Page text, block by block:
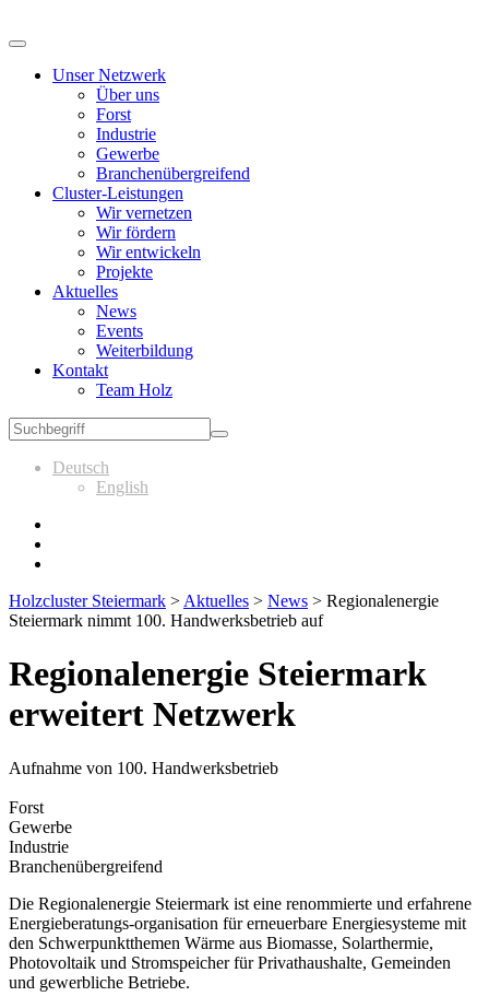
Unser Netzwerk
Über uns
Forst
Industrie
Gewerbe
Branchenübergreifend
Cluster-Leistungen
Wir vernetzen
Wir fördern
Wir entwickeln
Projekte
Aktuelles
News
Events
Weiterbildung
Kontakt
Team Holz
Deutsch
English
Holzcluster Steiermark > Aktuelles > News > Regionalenergie
Steiermark nimmt 100. Handwerksbetrieb auf
Regionalenergie Steiermark
erweitert Netzwerk
Aufnahme von 100. Handwerksbetrieb
Forst
Gewerbe
Industrie
Branchenübergreifend
Die Regionalenergie Steiermark ist eine renommierte und erfahrene
Energieberatungs-organisation für erneuerbare Energiesysteme mit
den Schwerpunktthemen Wärme aus Biomasse, Solarthermie,
Photovoltaik und Stromspeicher für Privathaushalte, Gemeinden
und gewerbliche Betriebe.